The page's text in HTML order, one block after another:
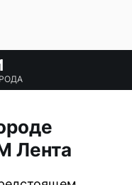
Лента